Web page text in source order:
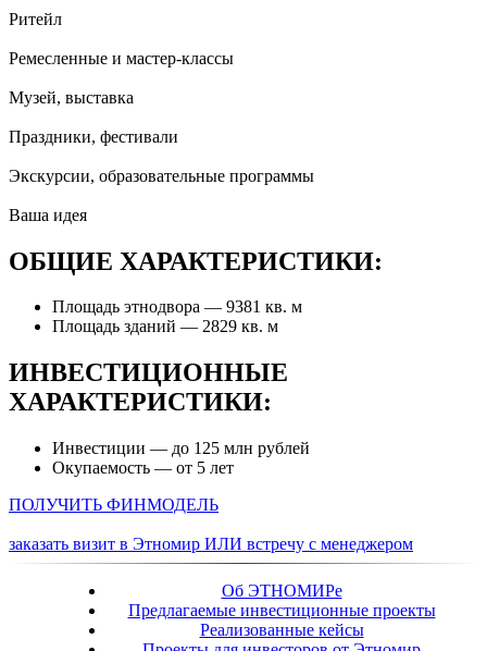
Ритейл
Ремесленные и мастер-классы
Музей, выставка
Праздники, фестивали
Экскурсии, образовательные программы
Ваша идея
ОБЩИЕ ХАРАКТЕРИСТИКИ:
Площадь этнодвора — 9381 кв. м
Площадь зданий — 2829 кв. м
ИНВЕСТИЦИОННЫЕ
ХАРАКТЕРИСТИКИ:
Инвестиции — до 125 млн рублей
Окупаемость — от 5 лет
ПОЛУЧИТЬ ФИНМОДЕЛЬ
заказать визит в Этномир ИЛИ встречу с менеджером
Об ЭТНОМИРе
Предлагаемые инвестиционные проекты
Реализованные кейсы